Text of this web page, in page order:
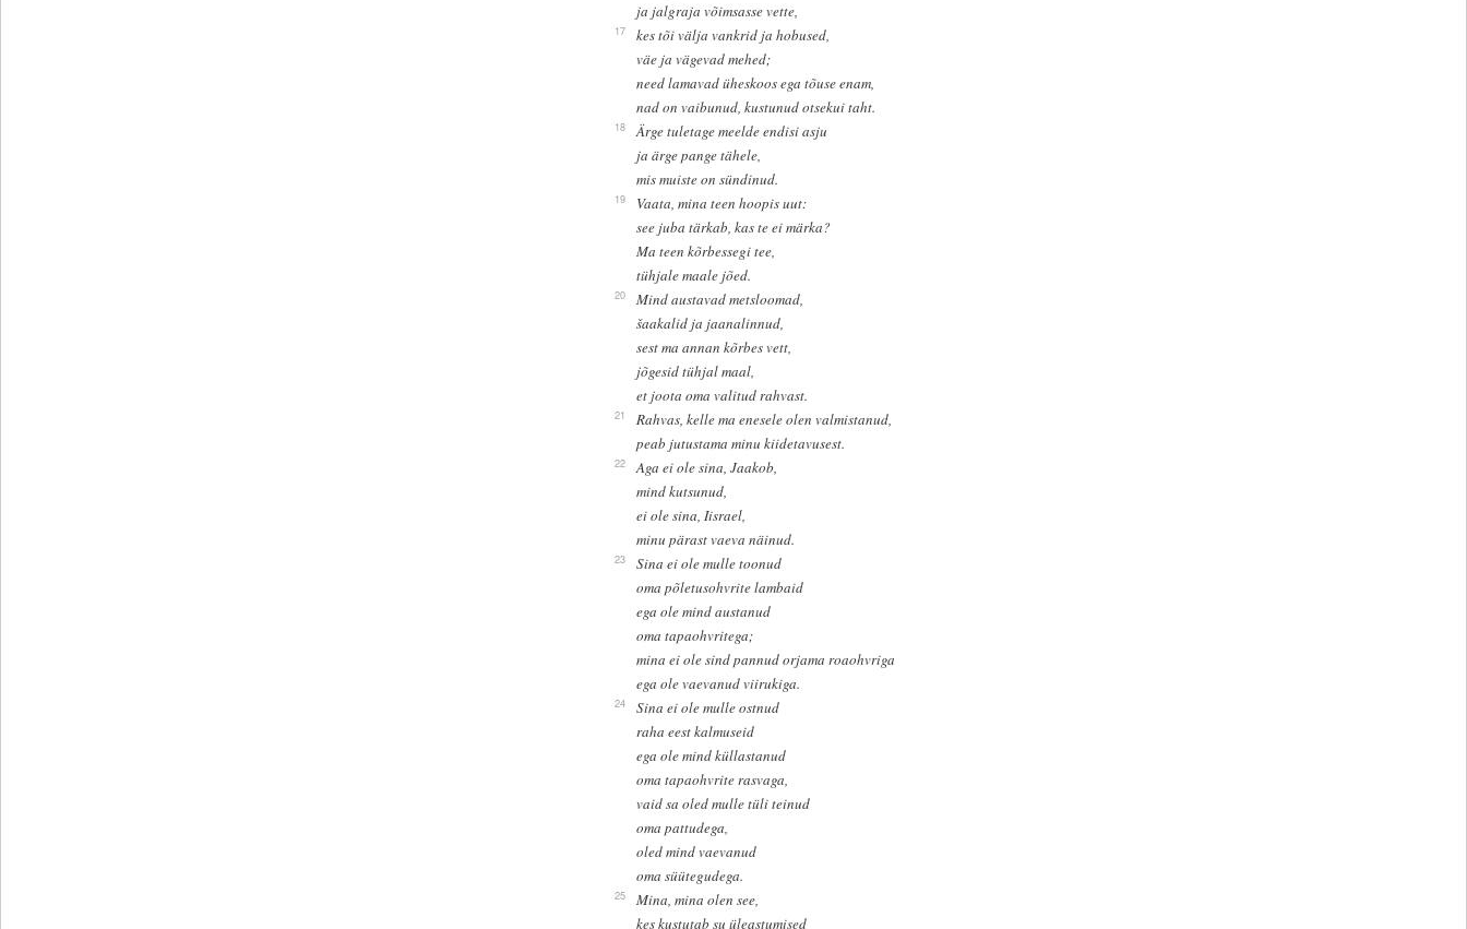
ja jalgraja võimsasse vette,
17
kes tõi välja vankrid ja hobused,
väe ja vägevad mehed;
need lamavad üheskoos ega tõuse enam,
nad on vaibunud, kustunud otsekui taht.
18
Ärge tuletage meelde endisi asju
ja ärge pange tähele,
mis muiste on sündinud.
19
Vaata, mina teen hoopis uut:
see juba tärkab, kas te ei märka?
Ma teen kõrbessegi tee,
tühjale maale jõed.
20
Mind austavad metsloomad,
šaakalid ja jaanalinnud,
sest ma annan kõrbes vett,
jõgesid tühjal maal,
et joota oma valitud rahvast.
21
Rahvas, kelle ma enesele olen valmistanud,
peab jutustama minu kiidetavusest.
22
Aga ei ole sina, Jaakob,
mind kutsunud,
ei ole sina, Iisrael,
minu pärast vaeva näinud.
23
Sina ei ole mulle toonud
oma põletusohvrite lambaid
ega ole mind austanud
oma tapaohvritega;
mina ei ole sind pannud orjama roaohvriga
ega ole vaevanud viirukiga.
24
Sina ei ole mulle ostnud
raha eest kalmuseid
ega ole mind küllastanud
oma tapaohvrite rasvaga,
vaid sa oled mulle tüli teinud
oma pattudega,
oled mind vaevanud
oma süütegudega.
25
Mina, mina olen see,
kes kustutab su üleastumised